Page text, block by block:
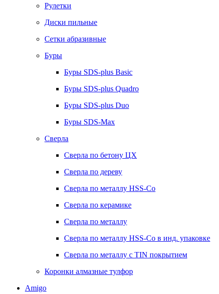
Рулетки
Диски пильные
Сетки абразивные
Буры
Буры SDS-plus Basic
Буры SDS-plus Quadro
Буры SDS-plus Duo
Буры SDS-Max
Сверла
Сверла по бетону ЦХ
Сверла по дереву
Сверла по металлу HSS-Co
Сверла по керамике
Сверла по металлу
Сверла по металлу HSS-Co в инд. упаковке
Сверла по металлу с TIN покрытием
Коронки алмазные тулфор
Amigo